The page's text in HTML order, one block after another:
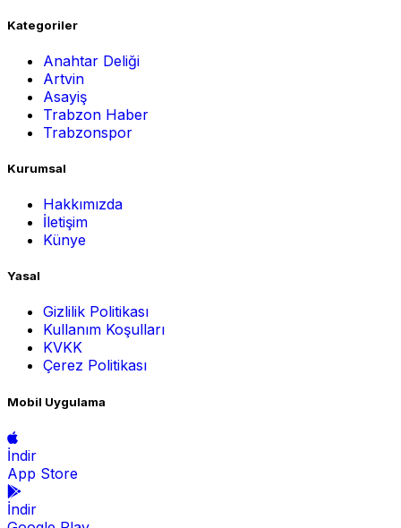
Kategoriler
Anahtar Deliği
Artvin
Asayiş
Trabzon Haber
Trabzonspor
Kurumsal
Hakkımızda
İletişim
Künye
Yasal
Gizlilik Politikası
Kullanım Koşulları
KVKK
Çerez Politikası
Mobil Uygulama
İndir
App Store
İndir